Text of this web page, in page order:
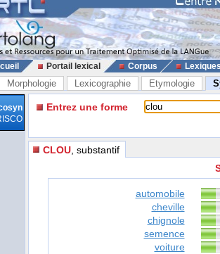
Portail lexical Corpus
Morphologie Lexicographie Etymologie
Entrez une forme
CLOU , substantif
automobile
cheville
chignole
semence
voiture